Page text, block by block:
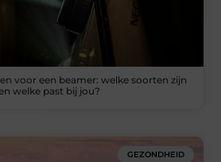
voor een beamer: welke soorten zijn
welke past bij jou?
GEZONDHEID